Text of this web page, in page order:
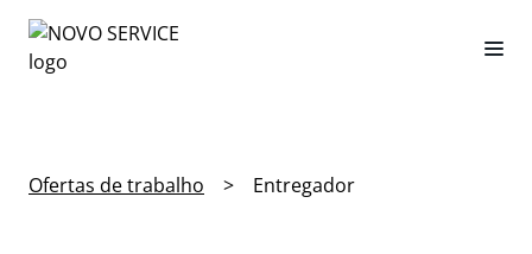
Ofertas de trabalho > Entregador